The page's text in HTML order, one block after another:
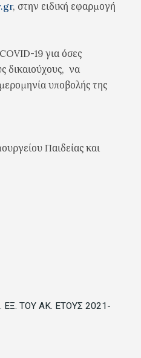
, στην ειδική εφαρμογή
19 για όσες
δικαιούχους, να
υποβολής της
Παιδείας και
ΤΟΥ ΑΚ. ΕΤΟΥΣ 2021-